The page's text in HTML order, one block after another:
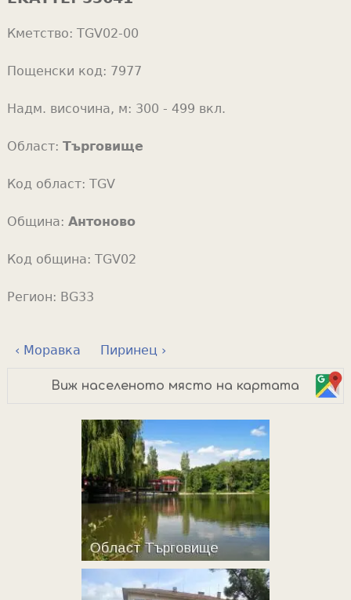
r
m
e
Кметство: TGV02-00
Пощенски код: 7977
Надм. височина, м: 300 - 499 вкл.
Област: Търговище
Код област: TGV
Община: Антоново
Код община: TGV02
Регион: BG33
‹ Моравка Пиринец ›
Виж населеното място на картата